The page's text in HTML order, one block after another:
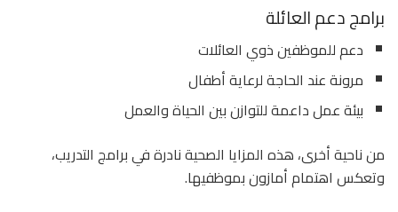
برامج دعم العائلة
دعم للموظفين ذوي العائلات
مرونة عند الحاجة لرعاية أطفال
بيئة عمل داعمة للتوازن بين الحياة والعمل
من ناحية أخرى، هذه المزايا الصحية نادرة في برامج التدريب،
وتعكس اهتمام أمازون بموظفيها.